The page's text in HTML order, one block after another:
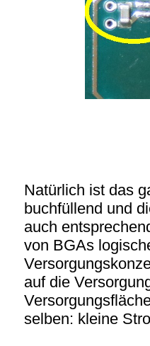
Natürlich ist das
buchfüllend und
auch
von BGAs
auf die
selben: kleine